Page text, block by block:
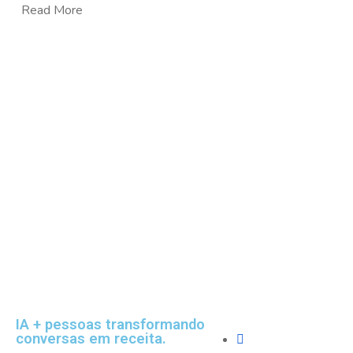
Read More
IA + pessoas transformando
conversas em receita.